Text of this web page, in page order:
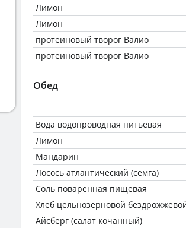
Лимон
Лимон
протеиновый творог Валио
протеиновый творог Валио
Обед
Вода водопроводная питьевая
Лимон
Мандарин
Лосось атлантический (семга)
Соль поваренная пищевая
Хлеб цельнозерновой
Айсберг (салат кочанный)